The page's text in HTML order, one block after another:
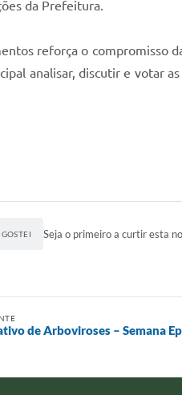
da Prefeitura.
reforça o compromisso
analisar, discutir e votar
Seja o primeiro a curtir esta
de Arboviroses – Semana